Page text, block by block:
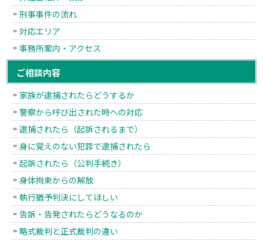
刑事事件の流れ
対応エリア
事務所案内・アクセス
ご相談内容
家族が逮捕されたらどうするか
警察から呼び出された時への対応
逮捕されたら（起訴されるまで）
身に覚えのない犯罪で逮捕されたら
起訴されたら（公判手続き）
身体拘束からの解放
執行猶予判決にしてほしい
告訴・告発されたらどうなるのか
略式裁判と正式裁判の違い